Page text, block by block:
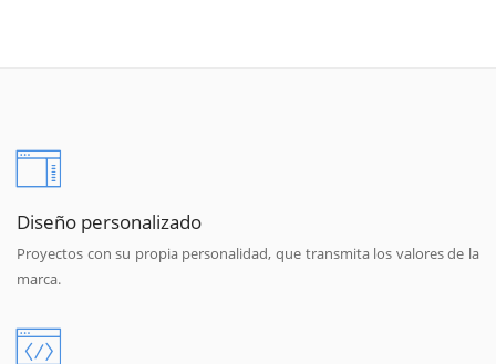
Diseño personalizado
Proyectos con su propia personalidad, que transmita los valores de la
marca.